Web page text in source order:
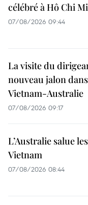
célébré à Hô Chi
07/08/2026 09:44
La visite du
nouveau jalon
Vietnam-Australie
07/08/2026 09:17
L’Australie salue
Vietnam
07/08/2026 08:44